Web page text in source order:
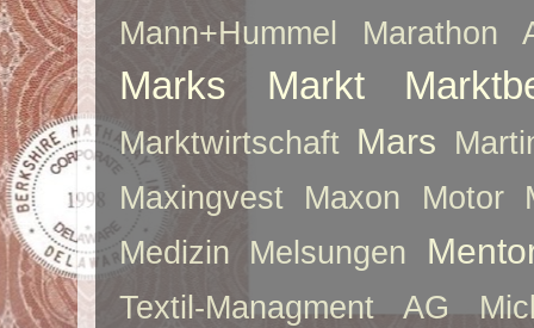
Mann+Hummel Marathon
Marks Markt
Marktwirtschaft Mars
Maxingvest
Maxon Motor
Medizin
Melsungen
Textil-Managment AG